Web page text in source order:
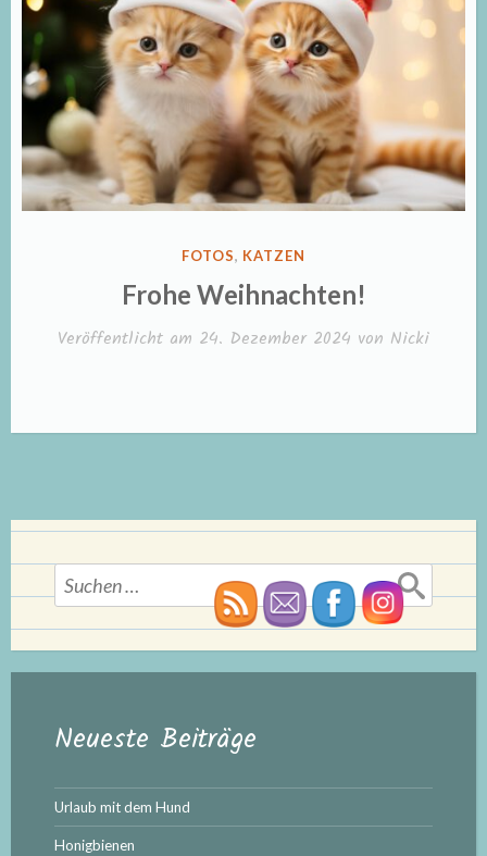
VERÖFFENTLICHT
FOTOS, KATZEN
Frohe Weihnachten!
Veröffentlicht am 24. Dezember 2024 von Nicki
Suchen
nach:
Neueste Beiträge
Urlaub mit dem Hund
Honigbienen